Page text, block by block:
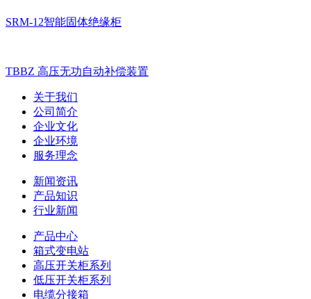
SRM-12智能固体绝缘柜
TBBZ 高压无功自动补偿装置
关于我们
公司简介
企业文化
企业环境
服务理念
新闻资讯
产品知识
行业新闻
产品中心
箱式变电站
高压开关柜系列
低压开关柜系列
电缆分接箱